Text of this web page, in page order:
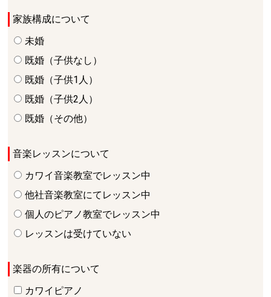
家族構成について
未婚
既婚（子供なし）
既婚（子供1人）
既婚（子供2人）
既婚（その他）
音楽レッスンについて
カワイ音楽教室でレッスン中
他社音楽教室にてレッスン中
個人のピアノ教室でレッスン中
レッスンは受けていない
楽器の所有について
カワイピアノ